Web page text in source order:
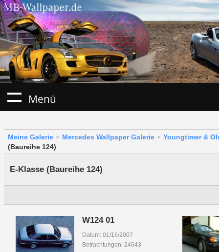
Menü
Meine Galerie Mercedes Wallpaper Galerie
Youngtimer &
(Baureihe 124)
E-Klasse (Baureihe 124)
W124 01
Datum: 01/16/2007
Betrachtungen: 24643